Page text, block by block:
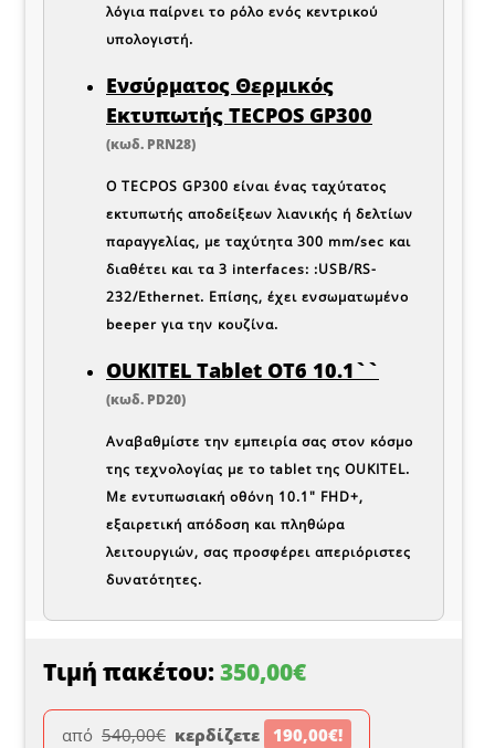
λόγια παίρνει το ρόλο ενός κεντρικού
υπολογιστή.
Ενσύρματος Θερμικός
Εκτυπωτής TECPOS GP300
(κωδ. PRN28)
Ο TECPOS GP300 είναι ένας ταχύτατος
εκτυπωτής αποδείξεων λιανικής ή δελτίων
παραγγελίας, με ταχύτητα 300 mm/sec και
διαθέτει και τα 3 interfaces: :USB/RS-
232/Ethernet. Επίσης, έχει ενσωματωμένο
beeper για την κουζίνα.
OUKITEL Tablet OT6 10.1``
(κωδ. PD20)
Αναβαθμίστε την εμπειρία σας στον κόσμο
της τεχνολογίας με το tablet της OUKITEL.
Με εντυπωσιακή οθόνη 10.1" FHD+,
εξαιρετική απόδοση και πληθώρα
λειτουργιών, σας προσφέρει απεριόριστες
δυνατότητες.
Τιμή πακέτου: 350,00€
από 540,00€ κερδίζετε 190,00€!